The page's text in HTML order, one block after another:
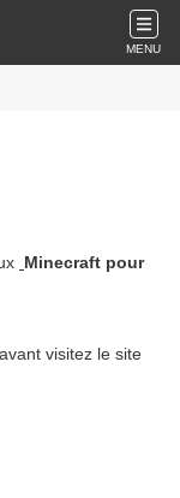
MENU
Minecraft pour
visitez le site